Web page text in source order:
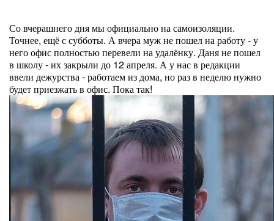
Со вчерашнего дня мы официально на самоизоляции.
Точнее, ещё с субботы. А вчера муж не пошел на работу - у
него офис полностью перевели на удалёнку. Даня не пошел
в школу - их закрыли до 12 апреля. А у нас в редакции
ввели дежурства - работаем из дома, но раз в неделю нужно
будет приезжать в офис. Пока так!